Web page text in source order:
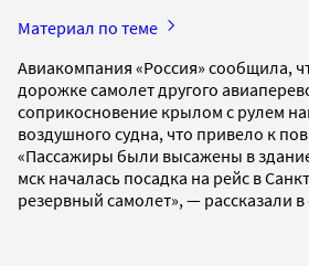
Материал по теме
Авиакомпания «Россия» сообщила,
дорожке самолет другого
соприкосновение крылом с рулем
воздушного судна, что привело к
«Пассажиры были высажены в
мск началась посадка на рейс в
резервный самолет», — рассказали в